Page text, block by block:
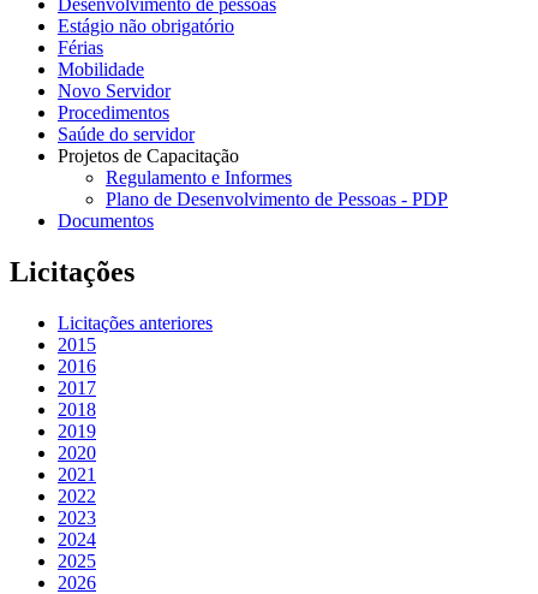
Desenvolvimento de pessoas
Estágio não obrigatório
Férias
Mobilidade
Novo Servidor
Procedimentos
Saúde do servidor
Projetos de Capacitação
Regulamento e Informes
Plano de Desenvolvimento de Pessoas - PDP
Documentos
Licitações
Licitações anteriores
2015
2016
2017
2018
2019
2020
2021
2022
2023
2024
2025
2026